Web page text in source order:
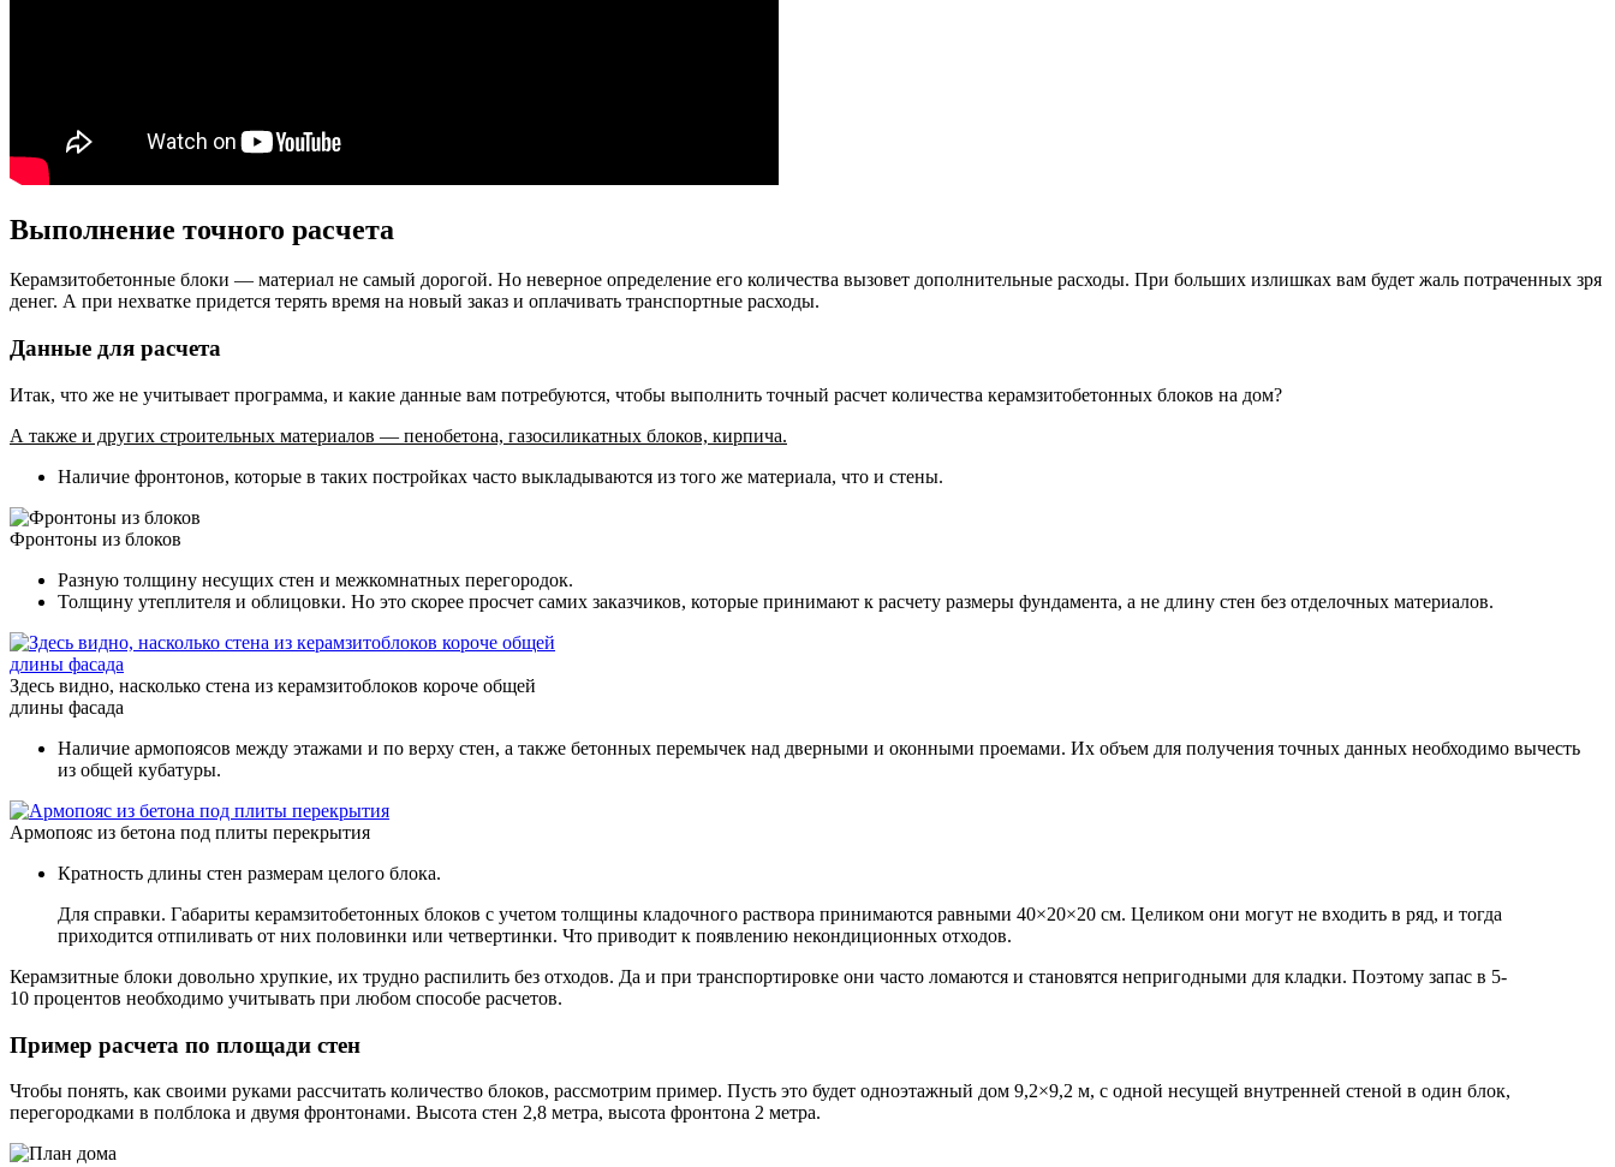
Выполнение точного расчета
Керамзитобетонные блоки — материал не самый дорогой. Но неверное определение его количества вызовет дополнительные расходы. При больших излишках вам будет жаль потраченных зря
денег. А при нехватке придется терять время на новый заказ и оплачивать транспортные расходы.
Данные для расчета
Итак, что же не учитывает программа, и какие данные вам потребуются, чтобы выполнить точный расчет количества керамзитобетонных блоков на дом?
А также и других строительных материалов — пенобетона, газосиликатных блоков, кирпича.
Наличие фронтонов, которые в таких постройках часто выкладываются из того же материала, что и стены.
Фронтоны из блоков
Разную толщину несущих стен и межкомнатных перегородок.
Толщину утеплителя и облицовки. Но это скорее просчет самих заказчиков, которые принимают к расчету размеры фундамента, а не длину стен без отделочных материалов.
Здесь видно, насколько стена из керамзитоблоков короче общей
длины фасада
Наличие армопоясов между этажами и по верху стен, а также бетонных перемычек над дверными и оконными проемами. Их объем для получения точных данных необходимо вычесть
из общей кубатуры.
Армопояс из бетона под плиты перекрытия
Кратность длины стен размерам целого блока.
Для справки. Габариты керамзитобетонных блоков с учетом толщины кладочного раствора принимаются равными 40×20×20 см. Целиком они могут не входить в ряд, и тогда
приходится отпиливать от них половинки или четвертинки. Что приводит к появлению некондиционных отходов.
Керамзитные блоки довольно хрупкие, их трудно распилить без отходов. Да и при транспортировке они часто ломаются и становятся непригодными для кладки. Поэтому запас в 5-
10 процентов необходимо учитывать при любом способе расчетов.
Пример расчета по площади стен
Чтобы понять, как своими руками рассчитать количество блоков, рассмотрим пример. Пусть это будет одноэтажный дом 9,2×9,2 м, с одной несущей внутренней стеной в один блок,
перегородками в полблока и двумя фронтонами. Высота стен 2,8 метра, высота фронтона 2 метра.